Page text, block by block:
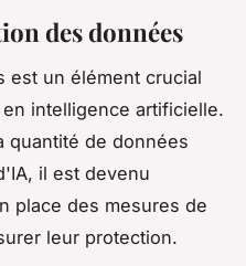
des données
est un élément crucial
intelligence artificielle.
quantité de données
il est devenu
place des mesures de
leur protection.